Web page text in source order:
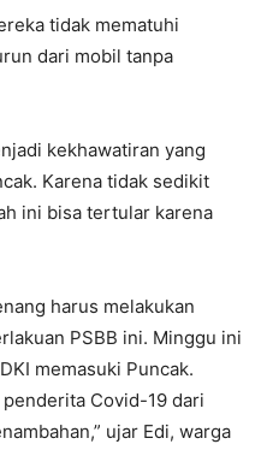
tidak mematuhi
dari mobil tanpa
kekhawatiran yang
Karena tidak sedikit
ini bisa tertular karena
harus melakukan
PSBB ini. Minggu ini
memasuki Puncak.
Covid-19 dari
ujar Edi, warga